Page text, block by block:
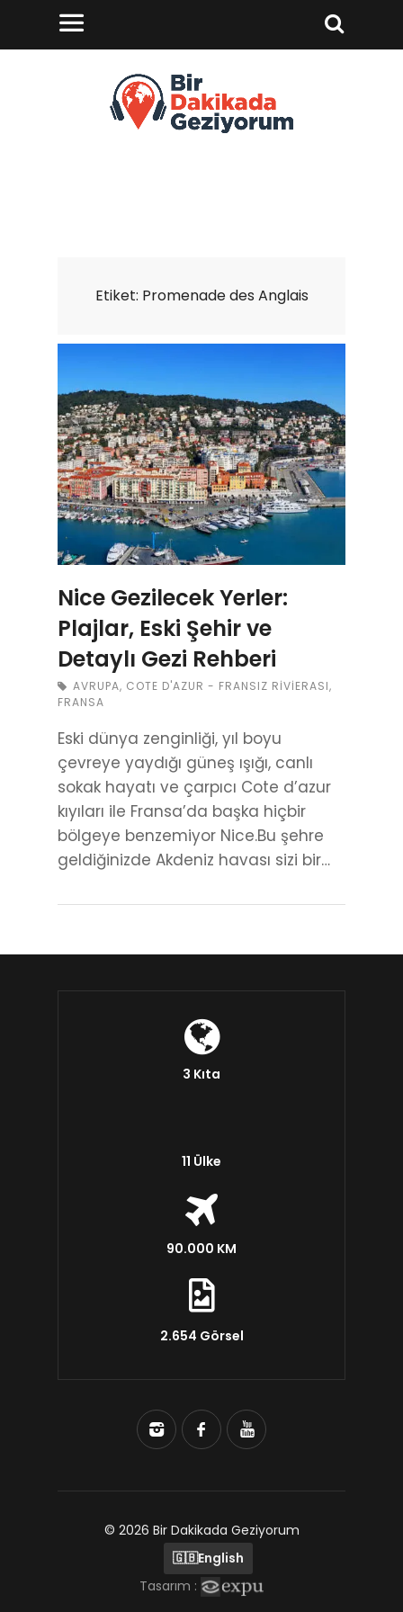
Etiket: Promenade des Anglais
Nice Gezilecek Yerler:
Plajlar, Eski Şehir ve
Detaylı Gezi Rehberi
AVRUPA, COTE D'AZUR - FRANSIZ RIVIERASI,
FRANSA
Eski dünya zenginliği, yıl boyu
çevreye yaydığı güneş ışığı, canlı
sokak hayatı ve çarpıcı Cote d’azur
kıyıları ile Fransa’da başka hiçbir
bölgeye benzemiyor Nice.Bu şehre
geldiğinizde Akdeniz havası sizi bir…
3 Kıta
11 Ülke
90.000 KM
2.654 Görsel
© 2026 Bir Dakikada Geziyorum
🇬🇧English
Tasarım :